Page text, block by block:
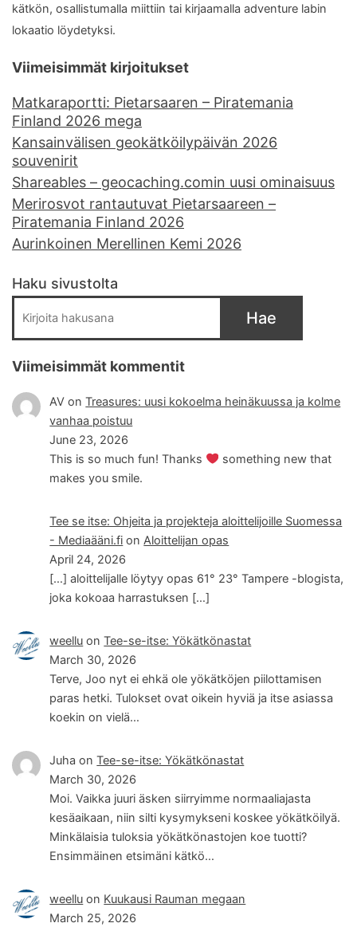
kätkön, osallistumalla miittiin tai kirjaamalla adventure labin
lokaatio löydetyksi.
Viimeisimmät kirjoitukset
Matkaraportti: Pietarsaaren – Piratemania
Finland 2026 mega
Kansainvälisen geokätköilypäivän 2026
souvenirit
Shareables – geocaching.comin uusi ominaisuus
Merirosvot rantautuvat Pietarsaareen –
Piratemania Finland 2026
Aurinkoinen Merellinen Kemi 2026
Haku sivustolta
Hae
Viimeisimmät kommentit
AV onTreasures: uusi kokoelma heinäkuussa ja kolme
vanhaa poistuu
June 23, 2026
This is so much fun! Thanks
something new that
makes you smile.
Tee se itse: Ohjeita ja projekteja aloittelijoille Suomessa
- Mediaääni.fi onAloittelijan opas
April 24, 2026
[…] aloittelijalle löytyy opas 61° 23° Tampere -blogista,
joka kokoaa harrastuksen […]
weellu onTee-se-itse: Yökätkönastat
March 30, 2026
Terve, Joo nyt ei ehkä ole yökätköjen piilottamisen
paras hetki. Tulokset ovat oikein hyviä ja itse asiassa
koekin on vielä…
Juha onTee-se-itse: Yökätkönastat
March 30, 2026
Moi. Vaikka juuri äsken siirryimme normaaliajasta
kesäaikaan, niin silti kysymykseni koskee yökätköilyä.
Minkälaisia tuloksia yökätkönastojen koe tuotti?
Ensimmäinen etsimäni kätkö…
weellu on Kuukausi Rauman megaan
March 25, 2026